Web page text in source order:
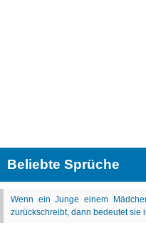
Beliebte Sprüche